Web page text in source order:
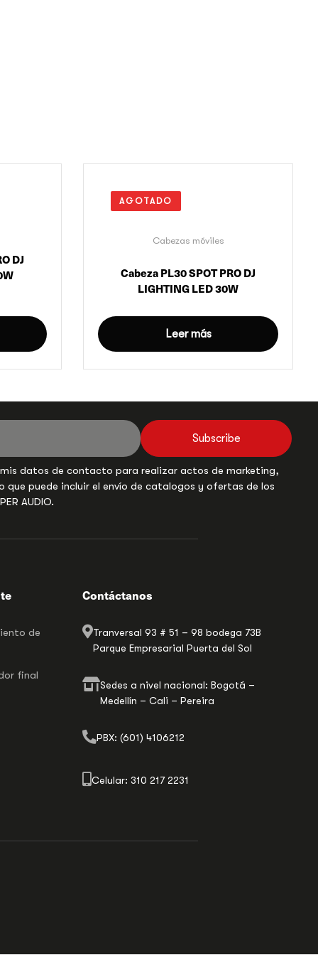
DJ
AGOTADO
Cabezas móviles
Cabeza PL30 SPOT PRO DJ
LIGHTING LED 30W
Leer más
Subscribe
datos de contacto para realizar actos de marketing,
que puede incluir el envío de catalogos y ofertas de los
AUDIO.
de
final
Contáctanos
Tranversal 93 # 51 – 98 bodega 73B
Parque Empresarial Puerta del Sol
Sedes a nivel nacional: Bogotá –
Medellín – Cali – Pereira
PBX: (601) 4106212
Celular: 310 217 2231